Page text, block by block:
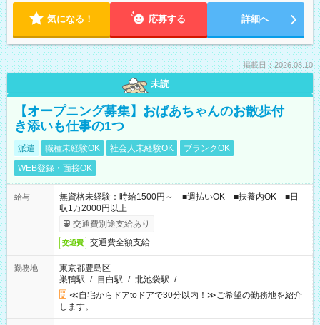
気になる！ 応募する 詳細へ
掲載日：2026.08.10
未読
【オープニング募集】おばあちゃんのお散歩付
き添いも仕事の1つ
派遣 職種未経験OK 社会人未経験OK
ブランクOK
WEB登録・面接OK
給与
無資格未経験：時給1500円～ ■週払いOK ■扶養内OK ■日
収1万2000円以上
交通費別途支給あり
交通費 交通費全額支給
勤務地
東京都豊島区
巣鴨駅 / 目白駅 / 北池袋駅 / …
≪自宅からドアtoドアで30分以内！≫ご希望の勤務地を紹介
します。